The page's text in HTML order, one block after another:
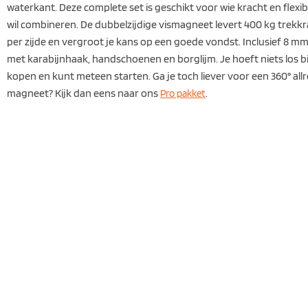
waterkant. Deze complete set is geschikt voor wie kracht en
wil combineren. De dubbelzijdige vismagneet levert 400 kg
per zijde en vergroot je kans op een goede vondst. Inclusief 8
met karabijnhaak, handschoenen en borglijm. Je hoeft niets los
kopen en kunt meteen starten. Ga je toch liever voor een 360°
magneet? Kijk dan eens naar ons Pro pakket.